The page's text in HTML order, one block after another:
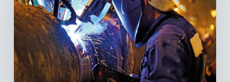
you’ve
been
waiting
for